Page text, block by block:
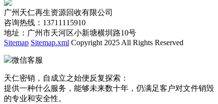
广州天仁再生资源回收有限公司
咨询热线：13711115910
地址：广州市天河区小新塘横圳路10号
Sitemap Sitemap.xml Copyright 2025 All Rights Reserved
微信客服
天仁密销，自成立之始便反复探索：
提供一种什么服务，能够未来数十年，仍满足客户对文件销毁
的专业和安全性。